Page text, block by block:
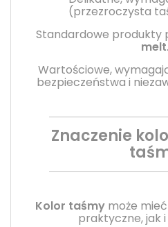
(przezroczysta
Standardowe produkty
melt.
Wartościowe,
bezpieczeństwa i
Znaczenie
Kolor taśmy może
praktyczne, jak